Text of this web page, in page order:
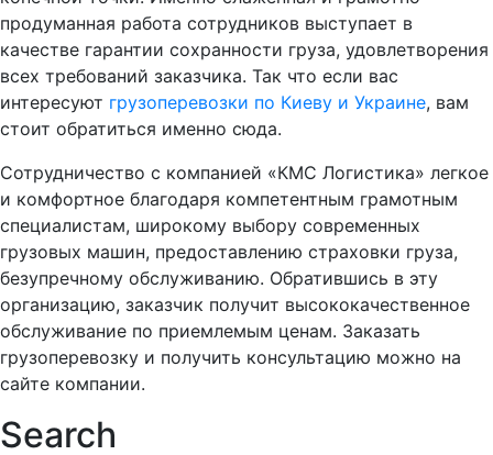
продуманная работа сотрудников выступает в
качестве гарантии сохранности груза, удовлетворения
всех требований заказчика. Так что если вас
интересуют грузоперевозки по Киеву и Украине, вам
стоит обратиться именно сюда.
Сотрудничество с компанией «КМС Логистика» легкое
и комфортное благодаря компетентным грамотным
специалистам, широкому выбору современных
грузовых машин, предоставлению страховки груза,
безупречному обслуживанию. Обратившись в эту
организацию, заказчик получит высококачественное
обслуживание по приемлемым ценам. Заказать
грузоперевозку и получить консультацию можно на
сайте компании.
Search